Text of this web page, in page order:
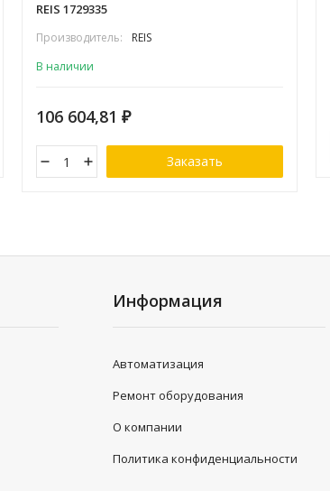
REIS 1729335
Производитель:
REIS
В наличии
106 604,81 ₽
Заказать
Информация
Автоматизация
Ремонт оборудования
О компании
Политика конфиденциальности